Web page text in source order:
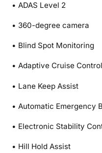
• ADAS Level 2
• 360-degree camera
• Blind Spot Monitoring
• Adaptive Cruise Control
• Lane Keep Assist
• Automatic Emergency
• Electronic Stability
• Hill Hold Assist